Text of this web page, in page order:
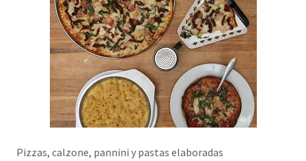
Pizzas, calzone, pannini y pastas elaboradas